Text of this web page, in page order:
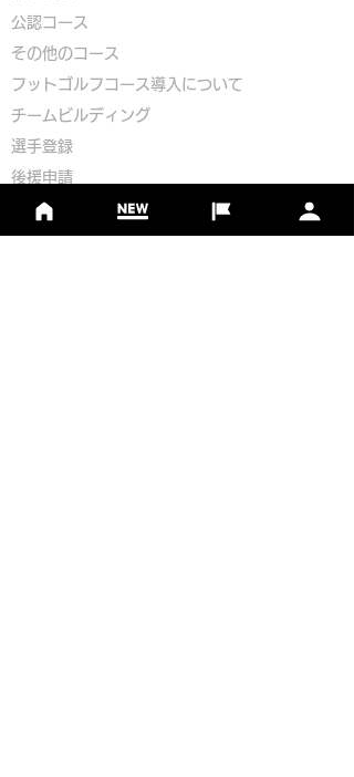
公認コース
​その他のコース
​ フットゴルフコース導入について
​チームビルディング
選手登録​
​後援申請
​イベント依頼
プライバシーポリシー